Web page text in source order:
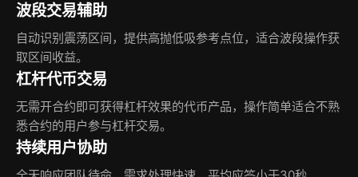
波段交易辅助
自动识别震荡区间，提供高抛低吸参考点位，适合波段操作获
取区间收益。
杠杆代币交易
无需开合约即可获得杠杆效果的代币产品，操作简单适合不熟
悉合约的用户参与杠杆交易。
持续用户协助